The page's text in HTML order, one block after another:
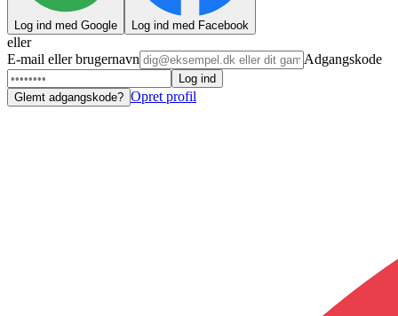
Log ind med Google Log ind med Facebook
eller
E-mail eller brugernavn
Adgangskode
Log ind
Glemt adgangskode? Opret profil